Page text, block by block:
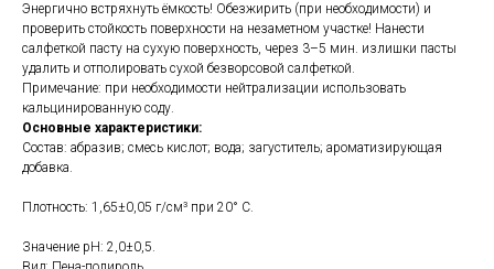
Энергично встряхнуть ёмкость! Обезжирить (при необходимости) и
проверить стойкость поверхности на незаметном участке! Нанести
салфеткой пасту на сухую поверхность, через 3–5 мин. излишки пасты
удалить и отполировать сухой безворсовой салфеткой.
Примечание: при необходимости нейтрализации использовать
кальцинированную соду.
Основные характеристики:
Состав: абразив; смесь кислот; вода; загуститель; ароматизирующая
добавка.
Плотность: 1,65±0,05 г/см³ при 20° С.
Значение pH: 2,0±0,5.